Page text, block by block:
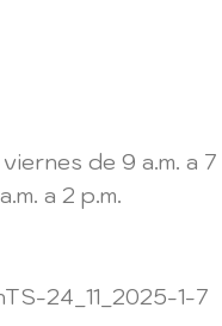
de 9 a.m. a 7
a 2 p.m.